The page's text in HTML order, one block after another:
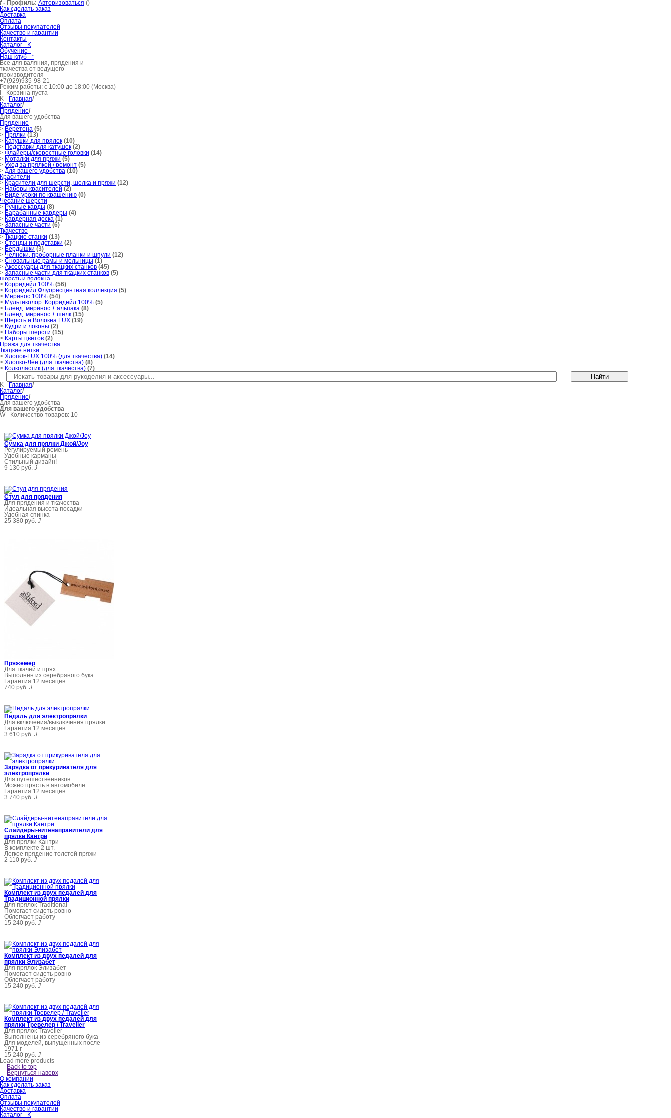
f- Профиль: Авторизоваться ()
Как сделать заказ
Доставка
Оплата
Отзывы покупателей
Качество и гарантии
Контакты
Каталог - K
Обучение -
Наш клуб - *
Все для валяния, прядения и
ткачества от ведущего
производителя
+7(929)935-98-21
Режим работы: с 10:00 до 18:00 (Москва)
i - Корзина пуста
K - Главная/
Каталог/
Прядение/
Для вашего удобства
Прядение
> Веретена (5)
> Прялки (13)
> Катушки для прялок (10)
> Подставки для катушек (2)
> Флайеры/скоростные головки (14)
> Моталки для пряжи (5)
> Уход за прялкой / ремонт (5)
> Для вашего удобства (10)
Красители
> Красители для шерсти, шелка и пряжи (12)
> Наборы красителей (2)
> Виде-уроки по крашению (0)
Чесание шерсти
> Ручные карды (8)
> Барабанные кардеры (4)
> Кардерная доска (1)
> Запасные части (6)
Ткачество
> Ткацкие станки (13)
> Стенды и подставки (2)
> Бердышки (3)
> Челноки, проборные планки и шпули (12)
> Сновальные рамы и мельницы (1)
> Аксессуары для ткацких станков (45)
> Запасные части для ткацких станков (5)
шерсть и волокна
> Корридейл 100% (56)
> Корридейл Флуоресцентная коллекция (5)
> Меринос 100% (54)
> Мультиколор: Корридейл 100% (5)
> Бленд: меринос + альпака (8)
> Бленд: меринос + шелк (15)
> Шерсть и Волокна LUX (19)
> Кудри и локоны (2)
> Наборы шерсти (15)
> Карты цветов (2)
Пряжа для ткачества
Ткацкие нитки
> Хлопок-LUX 100% (для ткачества) (14)
> Хлопко-Лён (для ткачества) (8)
> Колколастик (для ткачества) (7)
K - Главная/
Каталог/
Прядение/
Для вашего удобства
Для вашего удобства
W - Количество товаров: 10
Сумка для прялки Джой/Joy
Регулируемый ремень
Удобные карманы
Стильный дизайн!
9 130 руб. J
Стул для прядения
Для прядения и ткачества
Идеальная высота посадки
Удобная спинка
25 380 руб. J
Пряжемер
Для ткачей и прях
Выполнен из серебряного бука
Гарантия 12 месяцев
740 руб. J
Педаль для электропрялки
Для включения/выключения прялки
Гарантия 12 месяцев
3 610 руб. J
Зарядка от прикуривателя для
электропрялки
Для путешественников
Можно прясть в автомобиле
Гарантия 12 месяцев
3 740 руб. J
Слайдеры-нитенаправители для
прялки Кантри
Для прялки Кантри
В комплекте 2 шт.
Легкое прядение толстой пряжи
2 110 руб. J
Комплект из двух педалей для
Традиционной прялки
Для прялок Traditional
Помогает сидеть ровно
Облегчает работу
15 240 руб. J
Комплект из двух педалей для
прялки Элизабет
Для прялок Элизабет
Помогает сидеть ровно
Облегчает работу
15 240 руб. J
Комплект из двух педалей для
прялки Тревелер / Traveller
Для прялок Traveller
Выполнены из серебряного бука
Для моделей, выпущенных после
1971 г
15 240 руб. J
Load more products
- - Back to top
- - Вернуться наверх
О компании
Как сделать заказ
Доставка
Оплата
Отзывы покупателей
Качество и гарантии
Каталог - K